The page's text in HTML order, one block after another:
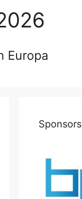
Europa
Sponsors